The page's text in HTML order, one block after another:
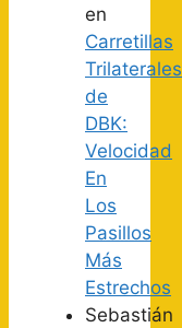
en
Carretillas
Trilaterales
de
DBK:
Velocidad
En
Los
Pasillos
Más
Estrechos
Sebastián